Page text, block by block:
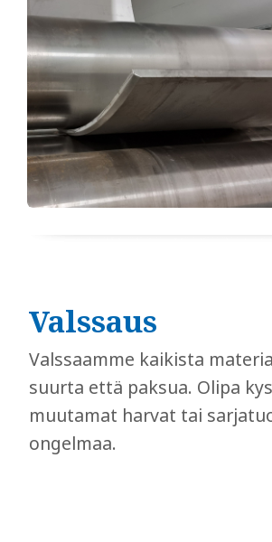
Valssaus
​​​​​​​Valssaamme kaikista
suurta että paksua. Olipa
muutamat harvat tai
ongelmaa.